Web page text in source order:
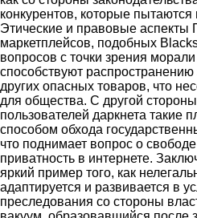
конкурентов, которые пытаются
Этические и правовые аспекты
маркетплейсов, подобных
вопросов с точки зрения
способствуют
других опасных товаров, что
для общества. С другой
пользователей даркнета такие
способом обхода
что поднимает вопрос о
приватность в интернете.
яркий пример того, как
адаптируется и развивается в
преследования со стороны